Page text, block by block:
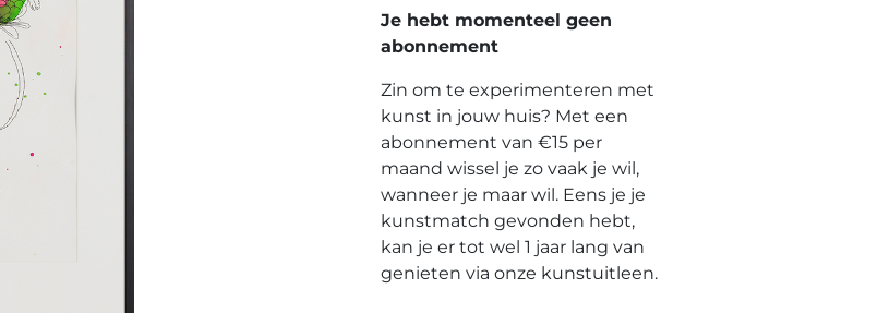
Je hebt momenteel geen
abonnement
Zin om te experimenteren met
kunst in jouw huis? Met een
abonnement van €15 per
maand wissel je zo vaak je wil,
wanneer je maar wil. Eens je je
kunstmatch gevonden hebt,
kan je er tot wel 1 jaar lang van
genieten via onze kunstuitleen.